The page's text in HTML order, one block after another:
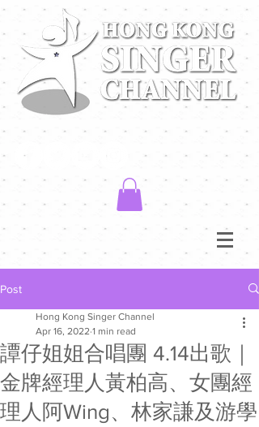
Post
譚仔姐姐合唱團 4.14出歌｜
金牌經理人黃柏高、女團經
理人阿Wing、林家謙及游學
Hong Kong Singer Channel
Apr 16, 2022 1 min read